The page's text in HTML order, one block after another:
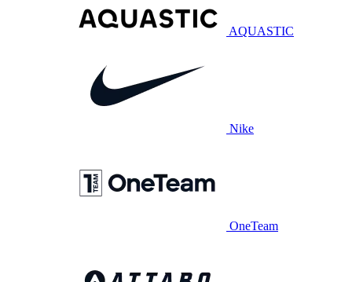
AQUASTIC
Nike
OneTeam